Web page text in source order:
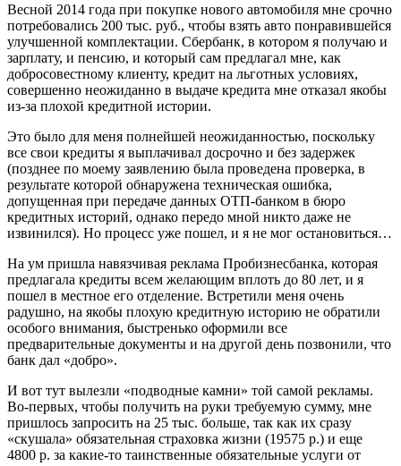
Весной 2014 года при покупке нового автомобиля мне срочно
потребовались 200 тыс. руб., чтобы взять авто понравившейся
улучшенной комплектации. Сбербанк, в котором я получаю и
зарплату, и пенсию, и который сам предлагал мне, как
добросовестному клиенту, кредит на льготных условиях,
совершенно неожиданно в выдаче кредита мне отказал якобы
из-за плохой кредитной истории.
Это было для меня полнейшей неожиданностью, поскольку
все свои кредиты я выплачивал досрочно и без задержек
(позднее по моему заявлению была проведена проверка, в
результате которой обнаружена техническая ошибка,
допущенная при передаче данных ОТП-банком в бюро
кредитных историй, однако передо мной никто даже не
извинился). Но процесс уже пошел, и я не мог остановиться…
На ум пришла навязчивая реклама Пробизнесбанка, которая
предлагала кредиты всем желающим вплоть до 80 лет, и я
пошел в местное его отделение. Встретили меня очень
радушно, на якобы плохую кредитную историю не обратили
особого внимания, быстренько оформили все
предварительные документы и на другой день позвонили, что
банк дал «добро».
И вот тут вылезли «подводные камни» той самой рекламы.
Во-первых, чтобы получить на руки требуемую сумму, мне
пришлось запросить на 25 тыс. больше, так как их сразу
«скушала» обязательная страховка жизни (19575 р.) и еще
4800 р. за какие-то таинственные обязательные услуги от